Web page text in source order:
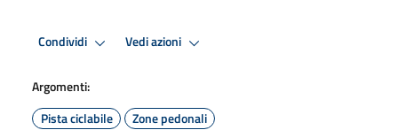
Condividi Vedi azioni
Argomenti:
Pista ciclabile
Zone pedonali